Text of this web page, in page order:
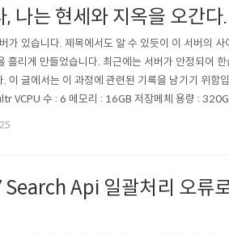
나는 현세와 지옥을 오간다.
가 있습니다. 제목에서도 알 수 있듯이 이 서버의
흘리게 만들었습니다. 최근에는 서버가 안정되어
이 글에서는 이 과정에 관련된 기록을 남기기 위함
VCPU 수 : 6 메모리 : 16GB 저장메체 용량 :
2.4.29, PHP 5.6.38, MariaDB 10.1.34- 검색엔진
Api 일괄처리 오류